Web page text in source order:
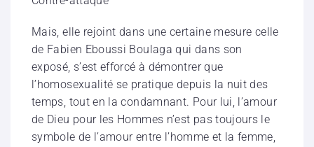
Mais, elle rejoint dans une certaine mesure celle
de Fabien Eboussi Boulaga qui dans son
exposé, s’est efforcé à démontrer que
l’homosexualité se pratique depuis la nuit des
temps, tout en la condamnant. Pour lui, l’amour
de Dieu pour les Hommes n’est pas toujours le
symbole de l’amour entre l’homme et la femme,